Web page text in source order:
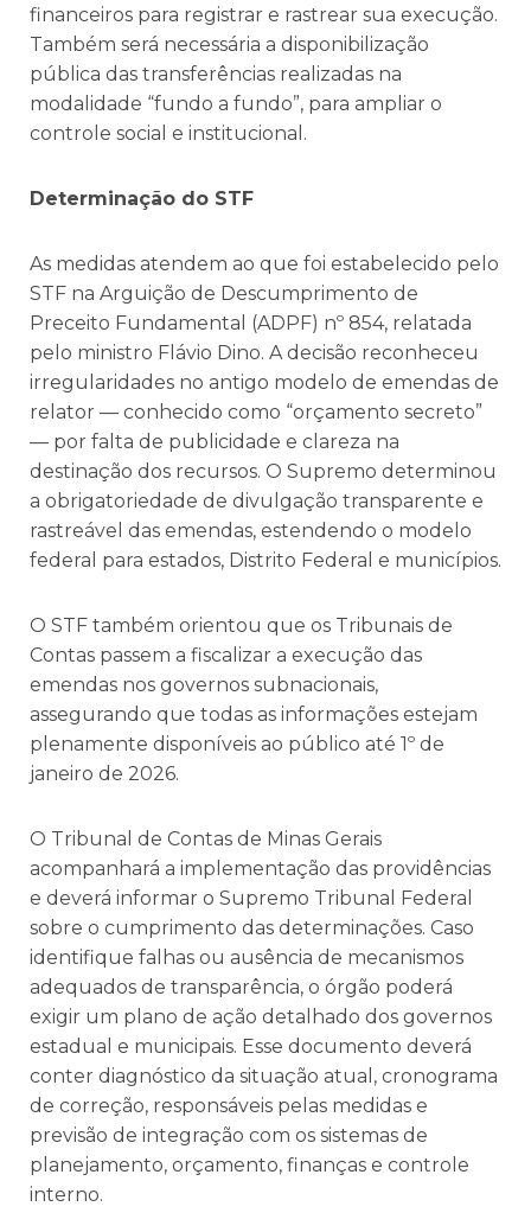
financeiros para registrar e rastrear sua execução.
Também será necessária a disponibilização
pública das transferências realizadas na
modalidade “fundo a fundo”, para ampliar o
controle social e institucional.
Determinação do STF
As medidas atendem ao que foi estabelecido pelo
STF na Arguição de Descumprimento de
Preceito Fundamental (ADPF) nº 854, relatada
pelo ministro Flávio Dino. A decisão reconheceu
irregularidades no antigo modelo de emendas de
relator — conhecido como “orçamento secreto”
— por falta de publicidade e clareza na
destinação dos recursos. O Supremo determinou
a obrigatoriedade de divulgação transparente e
rastreável das emendas, estendendo o modelo
federal para estados, Distrito Federal e municípios.
O STF também orientou que os Tribunais de
Contas passem a fiscalizar a execução das
emendas nos governos subnacionais,
assegurando que todas as informações estejam
plenamente disponíveis ao público até 1º de
janeiro de 2026.
O Tribunal de Contas de Minas Gerais
acompanhará a implementação das providências
e deverá informar o Supremo Tribunal Federal
sobre o cumprimento das determinações. Caso
identifique falhas ou ausência de mecanismos
adequados de transparência, o órgão poderá
exigir um plano de ação detalhado dos governos
estadual e municipais. Esse documento deverá
conter diagnóstico da situação atual, cronograma
de correção, responsáveis pelas medidas e
previsão de integração com os sistemas de
planejamento, orçamento, finanças e controle
interno.